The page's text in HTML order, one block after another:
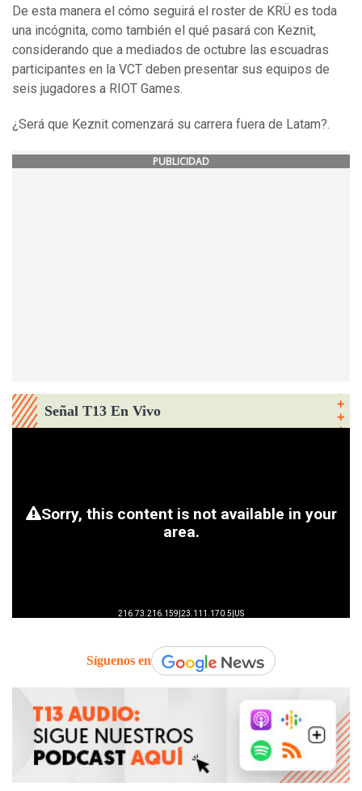
De esta manera el cómo seguirá el roster de KRÜ es toda
una incógnita, como también el qué pasará con Keznit,
considerando que a mediados de octubre las escuadras
participantes en la VCT deben presentar sus equipos de
seis jugadores a RIOT Games.
¿Será que Keznit comenzará su carrera fuera de Latam?.
PUBLICIDAD
Señal T13 En Vivo
Síguenos en